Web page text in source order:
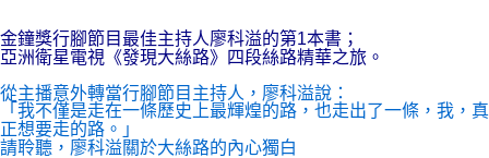
金鐘獎行腳節目最佳主持人廖科溢的第1本書；
亞洲衛星電視《發現大絲路》四段絲路精華之旅。
從主播意外轉當行腳節目主持人，廖科溢說：
「我不僅是走在一條歷史上最輝煌的路，也走出了一條，我，真
正想要走的路。」
請聆聽，廖科溢關於大絲路的內心獨白